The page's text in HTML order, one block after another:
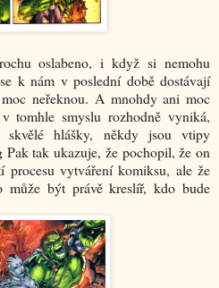
oslabeno, i když si nemohu
k nám v poslední době dostávají
neřeknou. A mnohdy ani moc
tomhle smyslu rozhodně vyniká,
hlášky, někdy jsou vtipy
Pak tak ukazuje, že pochopil, že on
procesu vytváření komiksu, ale že
být právě kreslíř, kdo bude